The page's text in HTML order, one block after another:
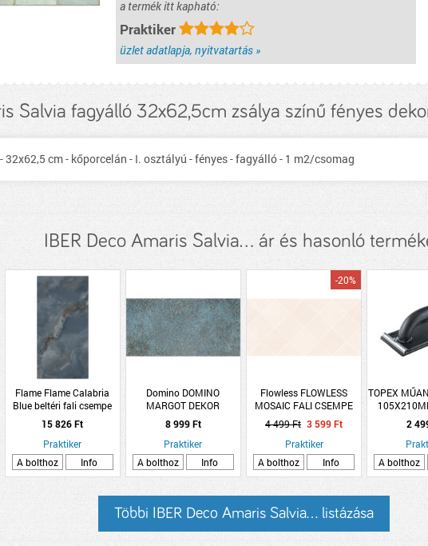
a termék itt kapható:
Praktiker
üzlet adatlapja, nyitvatartás »
Salvia fagyálló 32x62,5cm zsálya színű fényes
cm - kőporcelán - I. osztályú - fényes - fagyálló - 1 m2/csomag
IBER Deco Amaris Salvia... ár és hasonló
Flame Flame Calabria
Blue beltéri fali csempe
60x120cm kék
márványmintás polírozott
fali csempe
15 826 Ft
Praktiker
A bolthoz
Info
Domino DOMINO
MARGOT DEKOR
CSEMPE 30,8X60,8 CM
KÉK
8 999 Ft
Praktiker
A bolthoz
Info
Flowless FLOWLESS
MOSAIC FALI CSEMPE
30X60CM,
0,9M2/CSOMAG, BÉZS
-20%
4 499 Ft 3 599 Ft
Praktiker
A bolthoz
Info
TOPEX
2
A bolthoz
Többi IBER Deco Amaris Salvia... listázása